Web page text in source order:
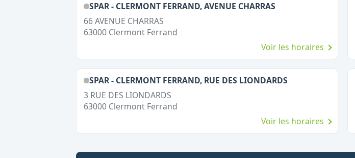
SPAR - CLERMONT FERRAND, AVENUE CHARRAS
66 AVENUE CHARRAS
63000 Clermont Ferrand
Voir les horaires
SPAR - CLERMONT FERRAND, RUE DES LIONDARDS
3 RUE DES LIONDARDS
63000 Clermont Ferrand
Voir les horaires